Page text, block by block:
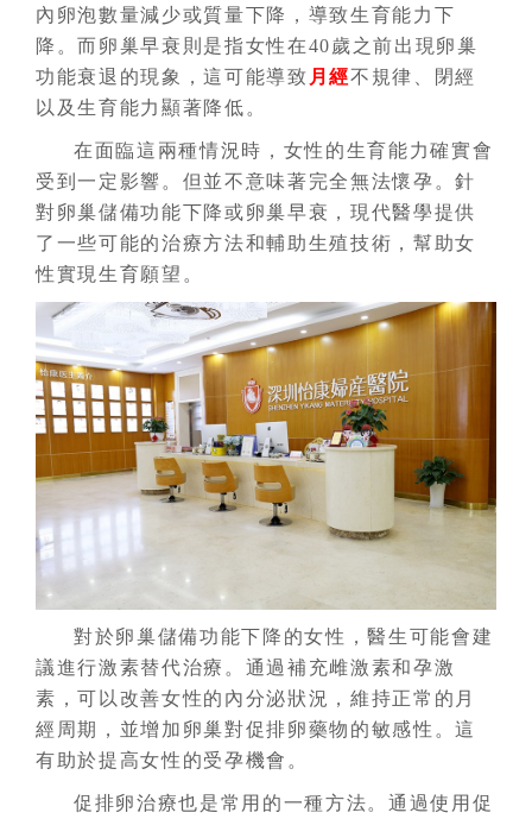
內卵泡數量減少或質量下降，導致生育能力下
降。而卵巢早衰則是指女性在40歲之前出現卵巢
功能衰退的現象，這可能導致 月經不規律、閉經
以及生育能力顯著降低。
在面臨這兩種情況時，女性的生育能力確實會
受到一定影響。但並不意味著完全無法懷孕。針
對卵巢儲備功能下降或卵巢早衰，現代醫學提供
了一些可能的治療方法和輔助生殖技術，幫助女
性實現生育願望。
對於卵巢儲備功能下降的女性，醫生可能會建
議進行激素替代治療。通過補充雌激素和孕激
素，可以改善女性的內分泌狀況，維持正常的月
經周期，並增加卵巢對促排卵藥物的敏感性。這
有助於提高女性的受孕機會。
促排卵治療也是常用的一種方法。通過使用促